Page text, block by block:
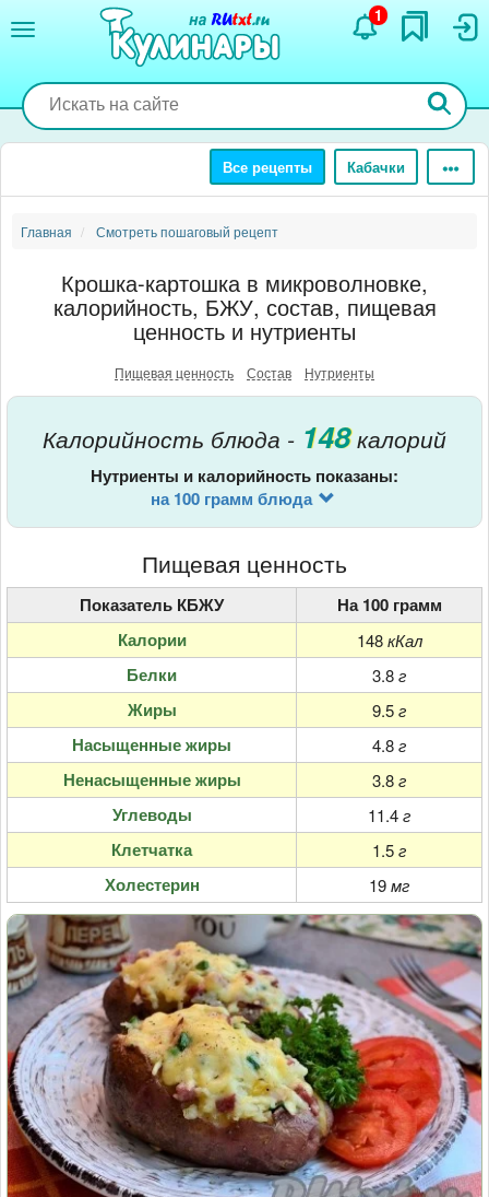
содержанию
1
Все рецепты Кабачки
Главная Смотреть пошаговый рецепт
Крошка-картошка в микроволновке,
калорийность, БЖУ, состав, пищевая
ценность и нутриенты
Пищевая ценность Состав Нутриенты
Калорийность блюда - 148 калорий
Нутриенты и калорийность показаны:
на 100 грамм блюда
Пищевая ценность
Показатель КБЖУ
На 100 грамм
Калории
148 кКал
Белки 3.8г
Жиры 9.5г
Насыщенные жиры 4.8г
Ненасыщенные жиры 3.8г
Углеводы 11.4г
Клетчатка 1.5г
Холестерин 19мг